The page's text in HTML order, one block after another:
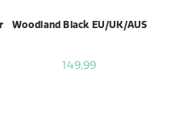
Woodland Black EU/UK/AUS
149,99